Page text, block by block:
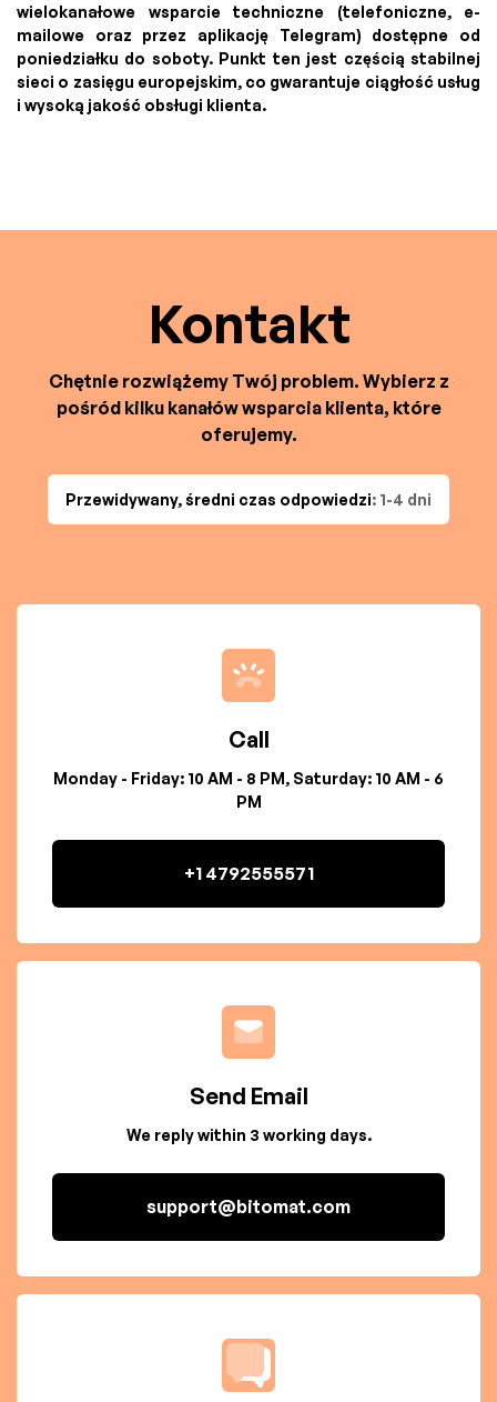
wielokanałowe wsparcie techniczne (telefoniczne, e-
mailowe oraz przez aplikację Telegram) dostępne od
poniedziałku do soboty. Punkt ten jest częścią stabilnej
sieci o zasięgu europejskim, co gwarantuje ciągłość usług
i wysoką jakość obsługi klienta.
Kontakt
Chętnie rozwiążemy Twój problem. Wybierz z
pośród kilku kanałów wsparcia klienta, które
oferujemy.
Przewidywany, średni czas odpowiedzi: 1-4 dni
Call
Monday - Friday: 10 AM - 8 PM, Saturday: 10 AM - 6
PM
+1 4792555571
Send Email
We reply within 3 working days.
support@bitomat.com